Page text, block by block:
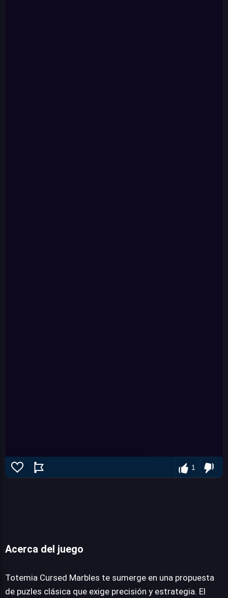
1
Acerca del juego
Totemia Cursed Marbles te sumerge en una propuesta
de puzles clásica que exige precisión y estrategia. El